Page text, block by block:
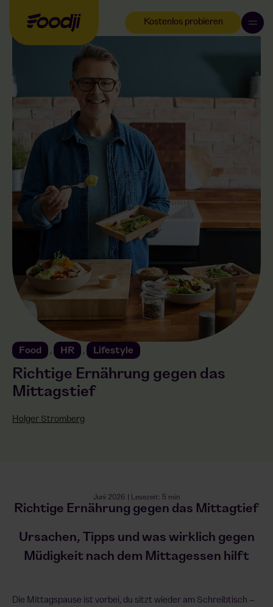
Kostenlos probieren
Food , HR , Lifestyle
Richtige Ernährung gegen das
Mittagstief
Holger Stromberg
Juni 2026 | Lesezeit: 5 min
Richtige Ernährung gegen das Mittagtief
Ursachen, Tipps und was wirklich gegen
Müdigkeit nach dem Mittagessen hilft
Die Mittagspause ist vorbei, du sitzt wieder am Schreibtisch –